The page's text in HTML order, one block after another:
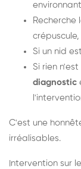
Recherche
Si un nid
Si rien
diagnostic
C'est une
irréalisables.
Intervention sur